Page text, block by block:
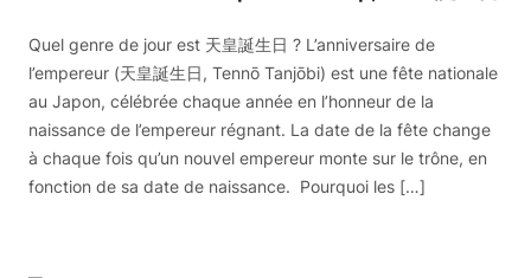
Quel genre de jour est 天皇誕生日 ? L’anniversaire de
l’empereur (天皇誕生日, Tennō Tanjōbi) est une fête nationale
au Japon, célébrée chaque année en l’honneur de la
naissance de l’empereur régnant. La date de la fête change
à chaque fois qu’un nouvel empereur monte sur le trône, en
fonction de sa date de naissance. Pourquoi les […]